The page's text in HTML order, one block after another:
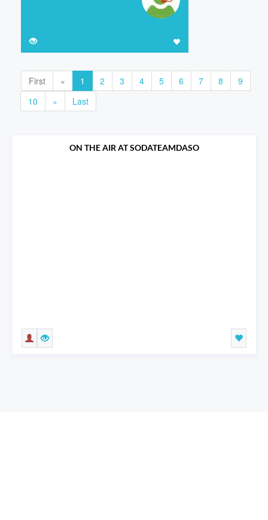
First « 1 2 3 4 5 6 7 8
9
10
» Last
ON THE AIR AT SODATEAMDASO